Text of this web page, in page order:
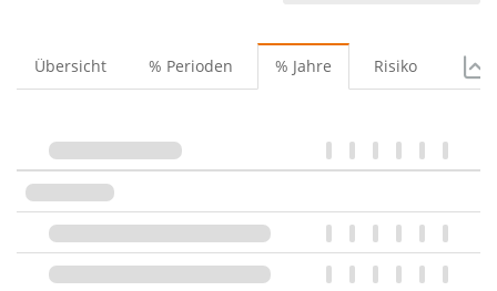
Übersicht % Perioden % Jahre Risiko